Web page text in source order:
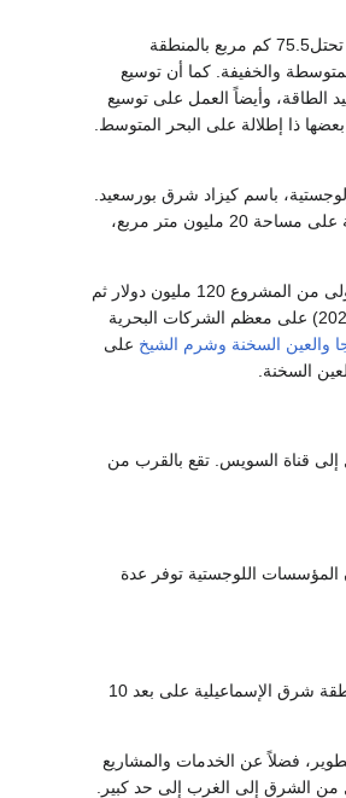
منطقة شرق بورسعيد يجرى تطويرها لتصبح مركز إعادة شحن رئيسي بالإضافة إلى مركز لوجستي متعدد الوسائط، وهذه المنطقة تحتل75.5 كم مربع بالمنطقة
والصناعات المتوسطة والخفيفة. كما أن توسيع
الطاقة، وأيضاً العمل على توسيع
ذا إطلالة على البحر المتوسط.
باسم كيزاد شرق بورسعيد.
، ليكون منصة صناعية على مساحة 20 مليون متر مربع،
ستسدد موانئ أبو ظبي 15% سنوياً من الإيراد للحكومة المصرية مقابل حق الانتفاع لمدة 50 عاماً. ستضخ الشركة في المرحلة الأولى من المشروع 120 مليون دولار ثم
تفتح باب بيع حق الانتفاع لقطع الأراضي الصناعية للمستثمرين. يُذكر أن موانئ أبو ظبي استحوذت خلال السنتين الأخيرتين (2023-2025) على معظم الشركات البحرية
والعين السخنة وشرم الشيخ على
قناة السويس. تقع بالقرب من
كما أن المؤسسات اللوجستية توفر عدة
مركز جديد لصناعات التكنولوجيا الفائقة، فضلاً عن التخطيط لاحتواؤه على مؤسسات البحوث العلمية والمؤسسات التعليمية. تقع منطقة شرق الإسماعيلية على بعد 10
فضلاً عن الخدمات والمشاريع
من الشرق إلى الغرب إلى حد كبير.